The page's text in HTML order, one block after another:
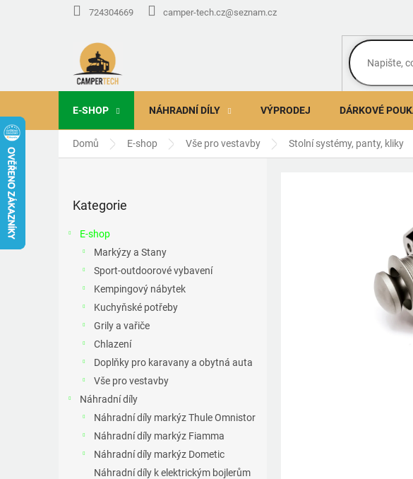
724304669 camper-tech.cz@seznam.cz
E-SHOP NÁHRADNÍ DÍLY VÝPRODEJ DÁRKOVÉ
Domů E-shop Vše pro vestavby Stolní systémy, panty, kliky
kategorie
Kategorie
E-shop
Markýzy a Stany
Sport-outdoorové vybavení
Kempingový nábytek
Kuchyňské potřeby
Grily a vařiče
Chlazení
Doplňky pro karavany a obytná auta
Vše pro vestavby
Náhradní díly
Náhradní díly markýz Thule Omnistor
Náhradní díly markýz Fiamma
Náhradní díly markýz Dometic
Náhradní díly k elektrickým bojlerům